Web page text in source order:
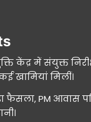
केंद्र में संयुक्त
खामियां मिलीं।
फैसला, PM आवास